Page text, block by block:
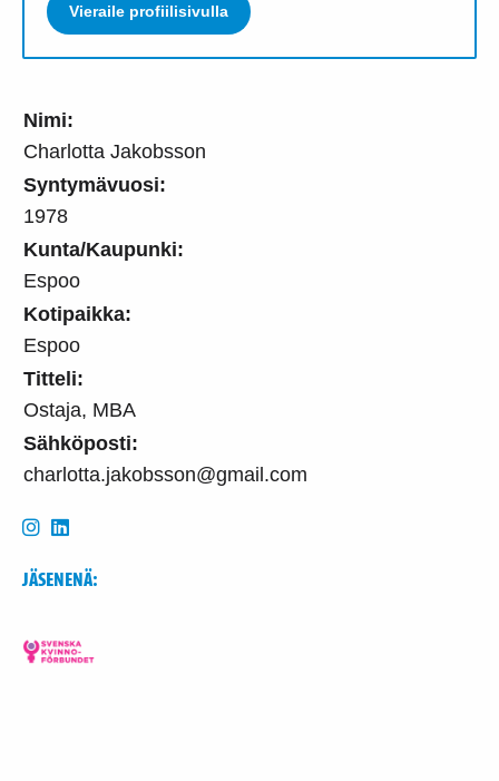
Nimi:
Charlotta Jakobsson
Syntymävuosi:
1978
Kunta/Kaupunki:
Espoo
Kotipaikka:
Espoo
Titteli:
Ostaja, MBA
Sähköposti:
charlotta.jakobsson@gmail.com
JÄSENENÄ:
Vieraile profiilisivulla